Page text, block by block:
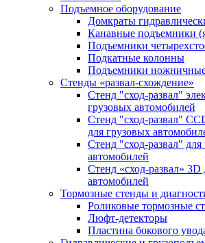
Подъемное оборудование
Домкраты
Канавные подъемники
Подъемники
Подкатные колонны
Подъемники
Стенды «развал-схождение»
Стенд "сход-развал"
грузовых автомобилей
Стенд "сход-развал"
для грузовых
Стенд "сход-развал" для
автомобилей
Стенд «сход-развал» 3D
автомобилей
Тормозные стенды и
Роликовые тормозные
Люфт-детекторы
Пластина бокового